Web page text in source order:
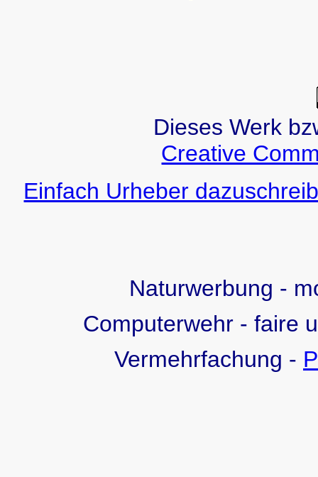
Dieses Werk
Creative
Einfach Urheber
Naturwerbung -
Computerwehr - faire
Vermehrfachung -